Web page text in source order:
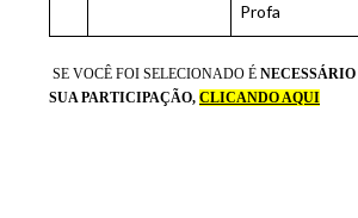
Profa
SE VOCÊ FOI SELECIONADO É NECESSÁRIO
SUA PARTICIPAÇÃO, CLICANDO AQUI